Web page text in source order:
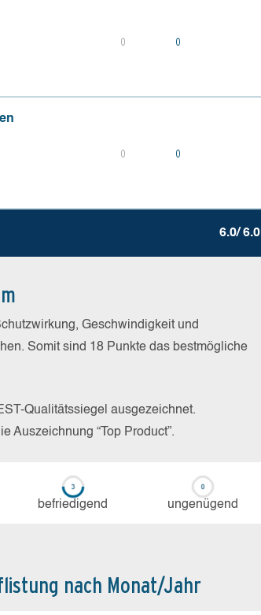
0 0
0 0
6.0/ 6.0
Geschwindigkeit und
Somit sind 18 Punkte das bestmögliche
Qualitätssiegel ausgezeichnet.
Auszeichnung “Top Product”.
be­frie­di­gend un­ge­nü­gend
nach Monat/Jahr